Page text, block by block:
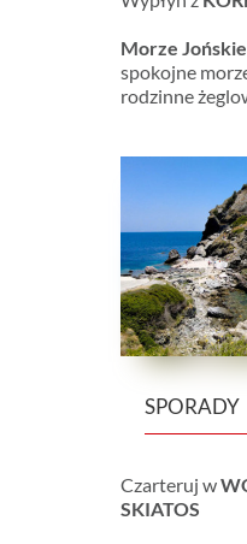
Morze Jońskie
spokojne
rodzinne
SPORADY
Czarteruj w
SKIATOS